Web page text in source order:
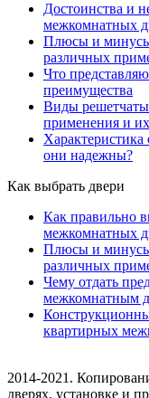
Достоинства и
межкомнатных
Плюсы и
различных
Что
преимущества
Виды
применения и
они надежны?
Как выбрать двери
Как правильно
межкомнатных
Плюсы и
различных
Чему отдать
межкомнатным
квартирных
2014-2021.
дверях, установке и